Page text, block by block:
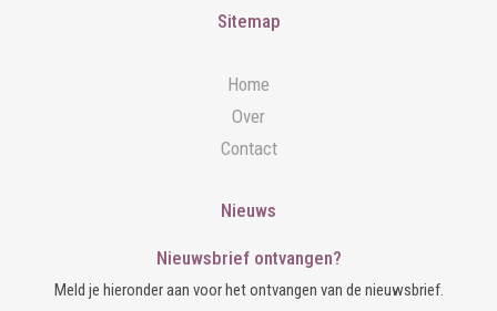
Sitemap
Home
Over
Contact
Nieuws
Nieuwsbrief ontvangen?
Meld je hieronder aan voor het ontvangen van de nieuwsbrief.